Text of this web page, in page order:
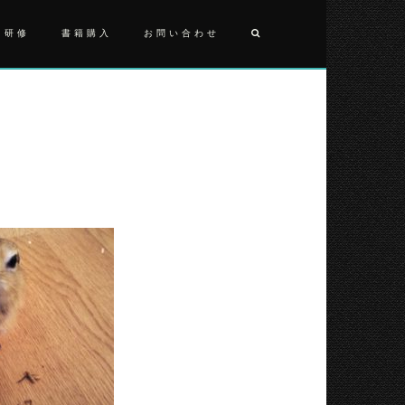
修 書籍購入 お問い合わせ
投
稿
ナ
ビ
ゲ
ー
シ
ョ
ン
シ
ェ
リ
ー